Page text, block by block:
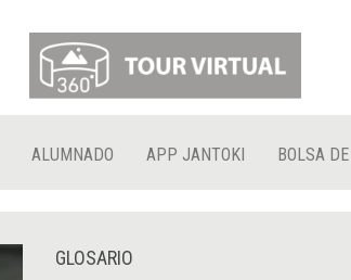
ALUMNADO APP JANTOKI BOLSA
GLOSARIO